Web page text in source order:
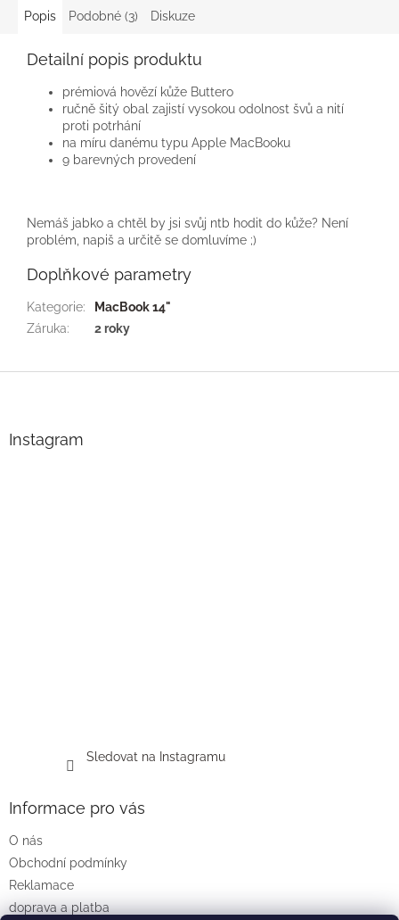
Popis Podobné (3) Diskuze
Detailní popis produktu
prémiová hovězí kůže Buttero
ručně šitý obal zajistí vysokou odolnost švů a nití
proti potrhání
na míru danému typu Apple MacBooku
9 barevných provedení
Nemáš jabko a chtěl by jsi svůj ntb hodit do kůže? Není
problém, napiš a určitě se domluvíme ;)
Doplňkové parametry
Kategorie:
MacBook 14"
Záruka: 2 roky
Instagram
Sledovat na Instagramu
Informace pro vás
O nás
Obchodní podmínky
Reklamace
doprava a platba